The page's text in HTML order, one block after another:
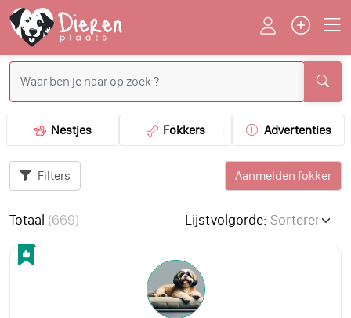
Nestjes Fokkers Advertenties
Filters Aanmelden fokker
Totaal (669) Lijstvolgorde: